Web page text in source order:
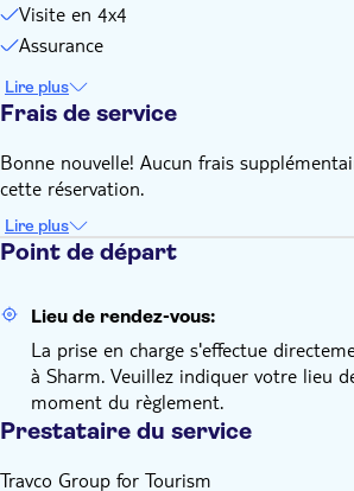
Visite en 4x4
Assurance
Lire plus
Frais de service
Bonne nouvelle! Aucun frais
cette réservation.
Lire plus
Point de départ
Lieu de rendez-vous:
La prise en charge s'effectue
à Sharm. Veuillez indiquer votre lieu
moment du règlement.
Prestataire du service
Travco Group for Tourism